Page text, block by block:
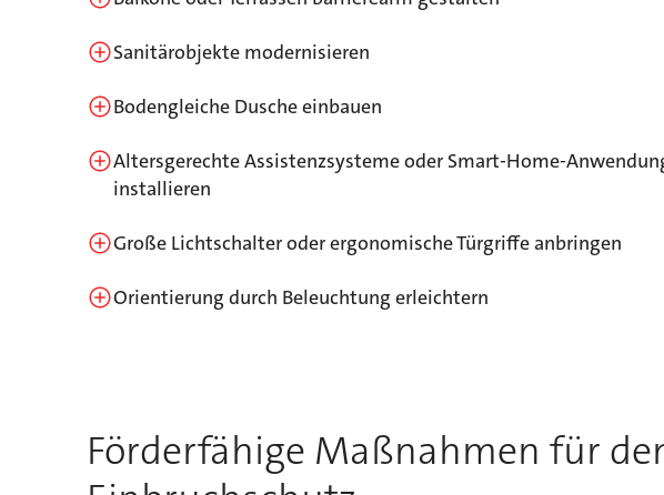
Sanitärobjekte modernisieren
Bodengleiche Dusche einbauen
Altersgerechte Assistenzsysteme oder Smart-Home-
installieren
Große Lichtschalter oder ergonomische Türgriffe anbringen
Orientierung durch Beleuchtung erleichtern
Förderfähige Maßnahmen für